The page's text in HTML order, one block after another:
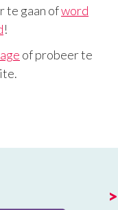
te gaan ofword
!
of probeer te
>